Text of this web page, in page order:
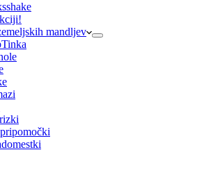
mandljev